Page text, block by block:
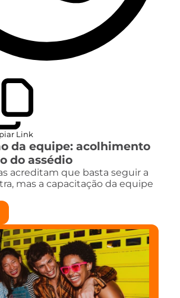
Link
da equipe: acolhimento
do assédio
acreditam que basta seguir a
mas a capacitação da equipe